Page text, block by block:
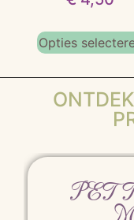
Opties
PET